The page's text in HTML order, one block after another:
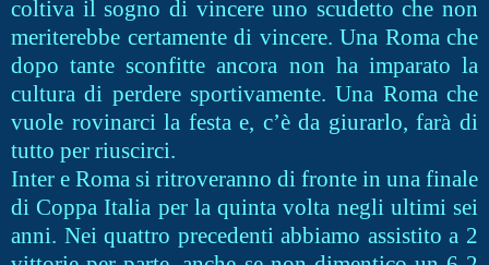
coltiva il sogno di vincere uno scudetto che non
meriterebbe certamente di vincere. Una Roma che
dopo tante sconfitte ancora non ha imparato la
cultura di perdere sportivamente. Una Roma che
vuole rovinarci la festa e, c’è da giurarlo, farà di
tutto per riuscirci.
Inter e Roma si ritroveranno di fronte in una finale
di Coppa Italia per la quinta volta negli ultimi sei
anni. Nei quattro precedenti abbiamo assistito a 2